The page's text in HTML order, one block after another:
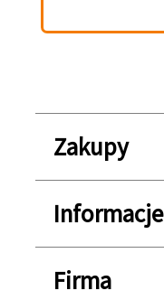
Zakupy
Informacje
Firma